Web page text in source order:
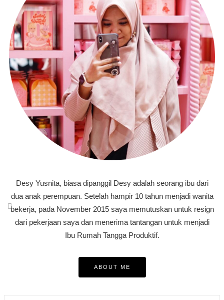
Desy Yusnita, biasa dipanggil Desy adalah seorang ibu dari
dua anak perempuan. Setelah hampir 10 tahun menjadi wanita
bekerja, pada November 2015 saya memutuskan untuk resign
dari pekerjaan saya dan menerima tantangan untuk menjadi
Ibu Rumah Tangga Produktif.
ABOUT ME